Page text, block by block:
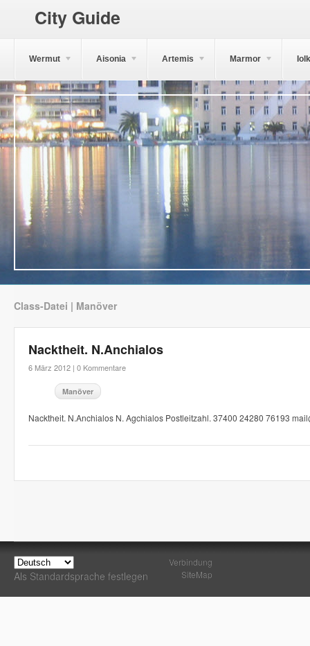
City Guide
Wermut Aisonia Artemis Marmor
Class-Datei | Manöver
Nacktheit. N.Anchialos
6 März 2012 | 0 Kommentare
Manöver
Nacktheit. N.Anchialos N. Agchialos Postleitzahl. 37400 24280 76193
Als Standardsprache festlegen
Verbindung
SiteMap